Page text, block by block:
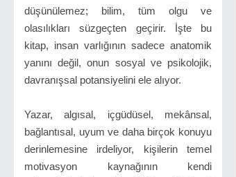
düşünülemez; bilim, tüm olgu ve
olasılıkları süzgeçten geçirir. İşte bu
kitap, insan varlığının sadece anatomik
yanını değil, onun sosyal ve psikolojik,
davranışsal potansiyelini ele alıyor.
Yazar, algısal, içgüdüsel, mekânsal,
bağlantısal, uyum ve daha birçok konuyu
derinlemesine irdeliyor, kişilerin temel
motivasyon kaynağının kendi